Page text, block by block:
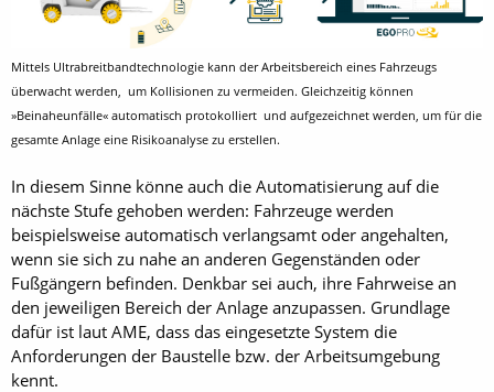
Mittels Ultrabreitbandtechnologie kann der Arbeitsbereich eines Fahrzeugs
überwacht werden, um Kollisionen zu vermeiden. Gleichzeitig können
»Beinaheunfälle« automatisch protokolliert und aufgezeichnet werden, um für die
gesamte Anlage eine Risikoanalyse zu erstellen.
In diesem Sinne könne auch die Automatisierung auf die
nächste Stufe gehoben werden: Fahrzeuge werden
beispielsweise automatisch verlangsamt oder angehalten,
wenn sie sich zu nahe an anderen Gegenständen oder
Fußgängern befinden. Denkbar sei auch, ihre Fahrweise an
den jeweiligen Bereich der Anlage anzupassen. Grundlage
dafür ist laut AME, dass das eingesetzte System die
Anforderungen der Baustelle bzw. der Arbeitsumgebung
kennt.